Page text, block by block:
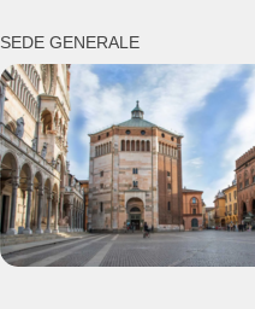
SEDE GENERALE